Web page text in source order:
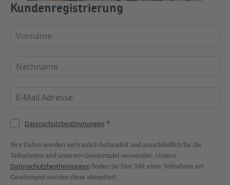
Kundenregistrierung
Datenschutzbestimmungen *
Ihre Daten werden vertraulich behandelt und ausschließlich für die
Teilnahmen and unserem Gewinnspiel verwendet. Unsere
Datenschutzbestimmungen finden Sie hier. Mit einer Teilnahme am
Gewinnspiel werden diese akzeptiert.